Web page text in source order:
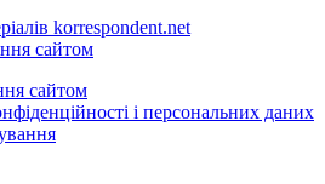
korrespondent.net
сайтом
сайтом
і персональних даних